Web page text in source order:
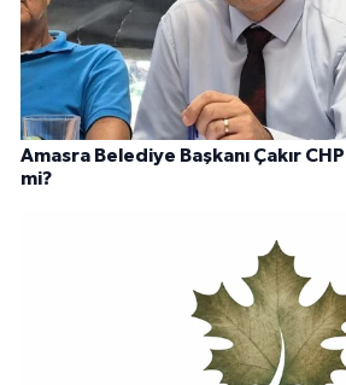
Amasra Belediye Başkanı Çakır
mi?